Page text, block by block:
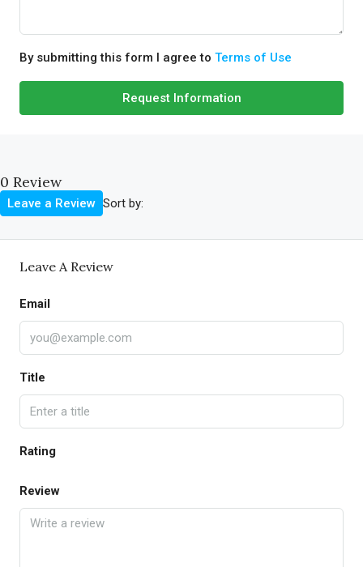
By submitting this form I agree to Terms of Use
Request Information
0 Review
Sort by:
Leave a Review
Leave A Review
Email
Title
Rating
Review